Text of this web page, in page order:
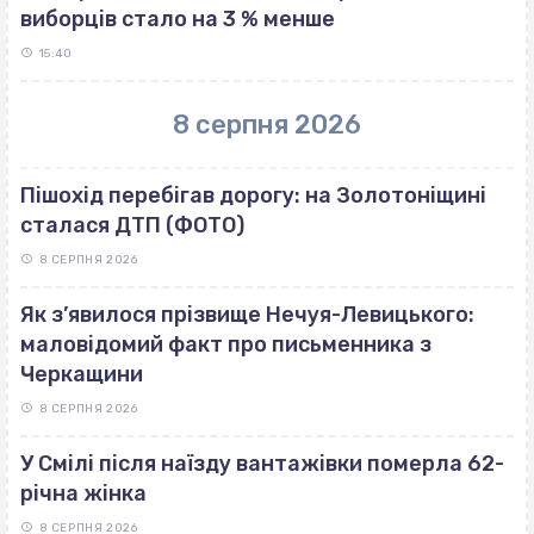
виборців стало на 3 % менше
15:40
8 серпня 2026
Пішохід перебігав дорогу: на Золотоніщині
сталася ДТП (ФОТО)
8 СЕРПНЯ 2026
Як з’явилося прізвище Нечуя-Левицького:
маловідомий факт про письменника з
Черкащини
8 СЕРПНЯ 2026
У Смілі після наїзду вантажівки померла 62-
річна жінка
8 СЕРПНЯ 2026